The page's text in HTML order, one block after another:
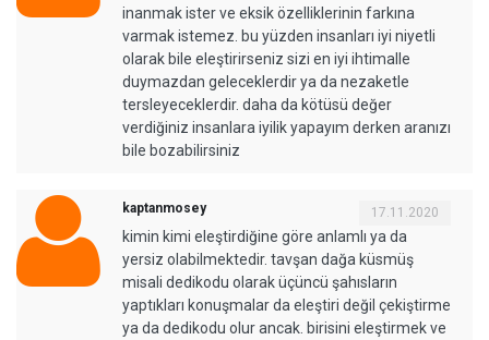
inanmak ister ve eksik özelliklerinin farkına
varmak istemez. bu yüzden insanları iyi niyetli
olarak bile eleştirirseniz sizi en iyi ihtimalle
duymazdan geleceklerdir ya da nezaketle
tersleyeceklerdir. daha da kötüsü değer
verdiğiniz insanlara iyilik yapayım derken aranızı
bile bozabilirsiniz
kaptanmosey 17.11.2020
kimin kimi eleştirdiğine göre anlamlı ya da
yersiz olabilmektedir. tavşan dağa küsmüş
misali dedikodu olarak üçüncü şahısların
yaptıkları konuşmalar da eleştiri değil çekiştirme
ya da dedikodu olur ancak. birisini eleştirmek ve